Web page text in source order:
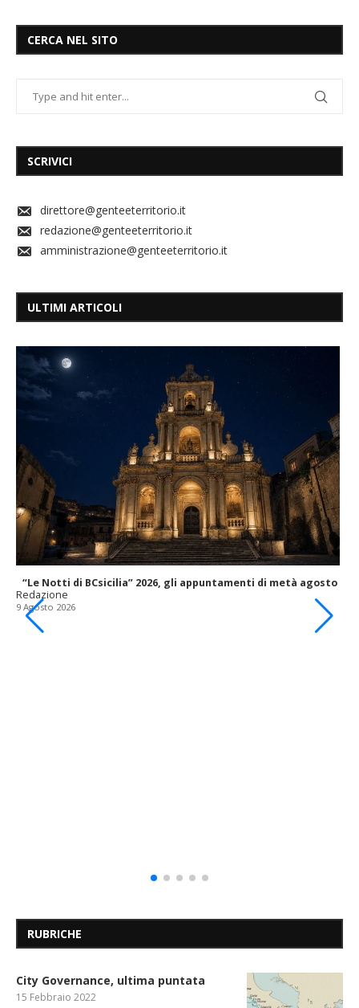
CERCA NEL SITO
SCRIVICI
direttore@genteeterritorio.it
redazione@genteeterritorio.it
amministrazione@genteeterritorio.it
ULTIMI ARTICOLI
“Le Notti di BCsicilia” 2026, gli appuntamenti di metà agosto
Redazione
9 Agosto 2026
RUBRICHE
City Governance, ultima puntata
15 Febbraio 2022